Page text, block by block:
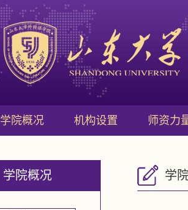
学院概况 机构设置 师资力
学院概况 学